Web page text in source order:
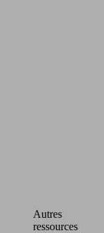
Autres
ressources